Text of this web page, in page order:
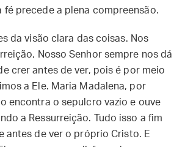
fé precede a plena compreensão.
da visão clara das coisas. Nos
Nosso Senhor sempre nos dá
crer antes de ver, pois é por meio
a Ele. Maria Madalena, por
encontra o sepulcro vazio e ouve
a Ressurreição. Tudo isso a fim
antes de ver o próprio Cristo. E